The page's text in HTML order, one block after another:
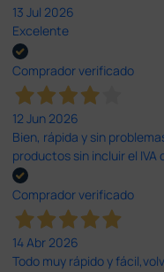
13 Jul 2026
Excelente
Comprador verificado
12 Jun 2026
Bien, rápida y sin
productos sin incluir el IVA
Comprador verificado
14 Abr 2026
Todo muy rápido y